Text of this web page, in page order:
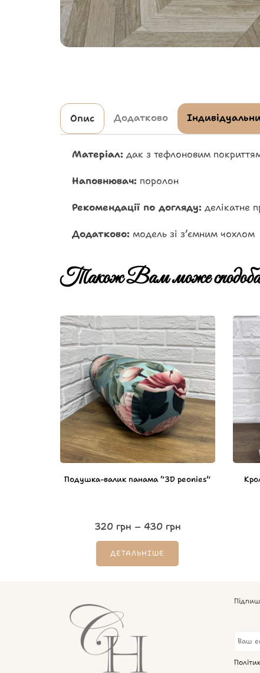
Опис Додатково
Матеріал: дак з тефлоновим
Наповнювач: поролон
Рекомендації по догляду: делікатне
Додатково: модель зі з’ємним чохлом
Також Вам може
Подушка-валик панама “3D peonies”
320 грн – 430 грн
ДЕТАЛЬНІШЕ